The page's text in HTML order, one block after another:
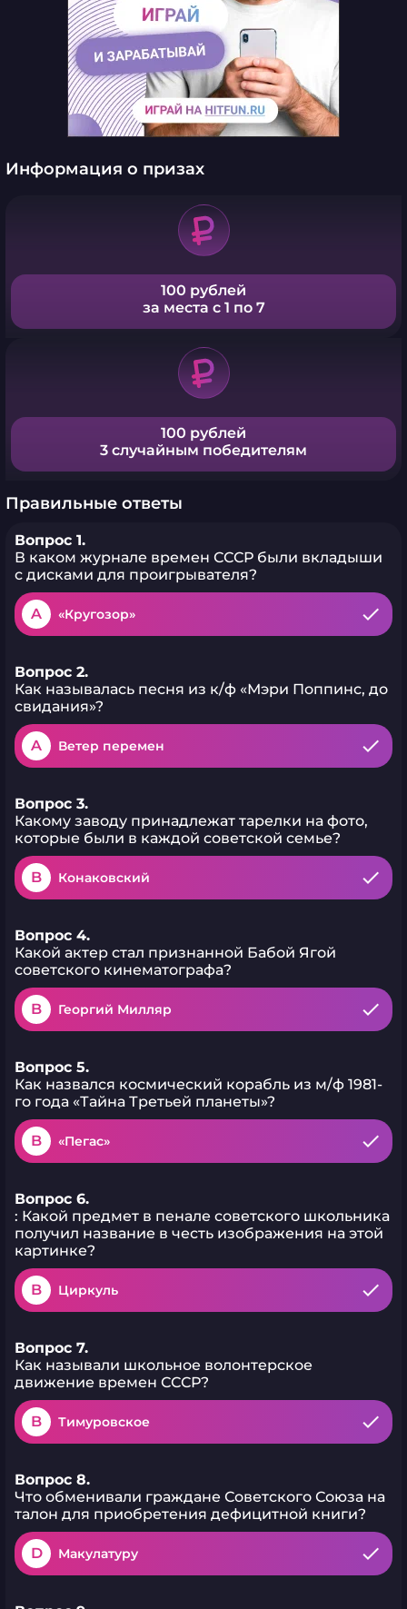
Информация о призах
100 рублей
за места с 1 по 7
100 рублей
3 случайным победителям
Правильные ответы
Вопрос 1.
В каком журнале времен СССР были вкладыши
с дисками для проигрывателя?
A «Кругозор»
Вопрос 2.
Как называлась песня из к/ф «Мэри Поппинс, до
свидания»?
A Ветер перемен
Вопрос 3.
Какому заводу принадлежат тарелки на фото,
которые были в каждой советской семье?
B Конаковский
Вопрос 4.
Какой актер стал признанной Бабой Ягой
советского кинематографа?
B Георгий Милляр
Вопрос 5.
Как назвался космический корабль из м/ф 1981-
го года «Тайна Третьей планеты»?
B «Пегас»
Вопрос 6.
: Какой предмет в пенале советского школьника
получил название в честь изображения на этой
картинке?
B Циркуль
Вопрос 7.
Как называли школьное волонтерское
движение времен СССР?
B Тимуровское
Вопрос 8.
Что обменивали граждане Советского Союза на
талон для приобретения дефицитной книги?
D Макулатуру